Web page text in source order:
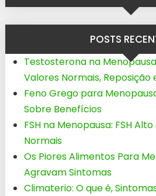
POSTS
Testosterona na
Valores Normais, Reposição
Feno Grego para
Sobre Benefícios
FSH na Menopausa: FSH
Normais
Os Piores Alimentos Para
Agravam Sintomas
Climaterio: O que é,